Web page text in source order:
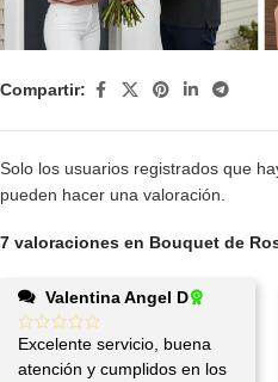
Compartir:
7 valoraciones en Bouquet de
Valentina Angel D
Excelente servicio, buena
atención y cumplidos en los
Solo los usuarios registrados que
pueden hacer una valoración.